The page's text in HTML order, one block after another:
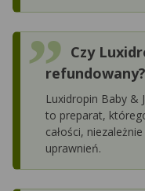
Czy
refundowany?
Luxidropin Baby &
to preparat,
całości,
uprawnień.